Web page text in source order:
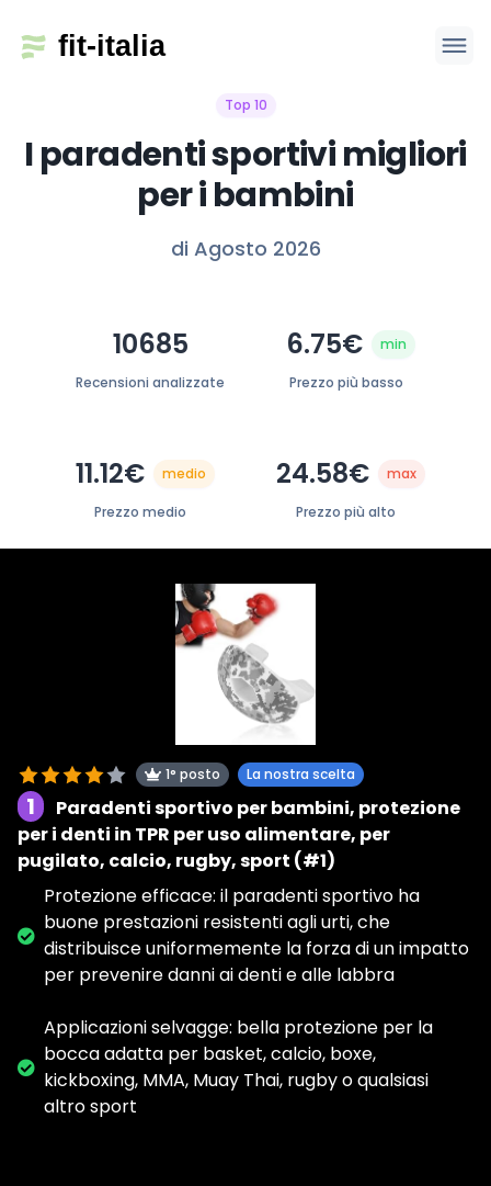
Top 10
I paradenti sportivi migliori
per i bambini
di Agosto 2026
10685
Recensioni analizzate
6.75€ min
Prezzo più basso
11.12€ medio
Prezzo medio
24.58€ max
Prezzo più alto
1° posto La nostra scelta
1
Paradenti sportivo per bambini, protezione
per i denti in TPR per uso alimentare, per
pugilato, calcio, rugby, sport (#1)
Protezione efficace: il paradenti sportivo ha
buone prestazioni resistenti agli urti, che
distribuisce uniformemente la forza di un impatto
per prevenire danni ai denti e alle labbra
Applicazioni selvagge: bella protezione per la
bocca adatta per basket, calcio, boxe,
kickboxing, MMA, Muay Thai, rugby o qualsiasi
altro sport